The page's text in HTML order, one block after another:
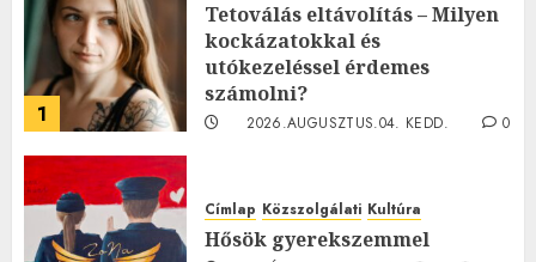
1
Tetoválás eltávolítás – Milyen
kockázatokkal és
utókezeléssel érdemes
számolni?
2026.AUGUSZTUS.04. KEDD.
0
Címlap Közszolgálati Kultúra
Hősök gyerekszemmel